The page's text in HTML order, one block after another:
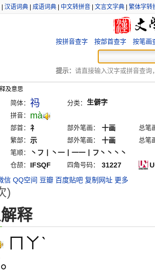
汉语词典 成语词典 中文转拼音 文言文字典 繁体字转
按拼音查字 按部首查字 按笔画
提示： 请直接输入汉字或拼音查询
及意思
简体： 祃 分类： 生僻字
拼音： mà
部首： 礻 部外笔画： 十画
总笔
繁部： 示 部外笔画： 十画
总笔
笔顺：
丶フ丨丶一丨一一丨フ丶丶丶丶
仓颉： IFSQF 四角号码： 31227
信 QQ空间 豆瓣 百度贴吧 复制网址 更多
)
释
ㄇㄚˋ